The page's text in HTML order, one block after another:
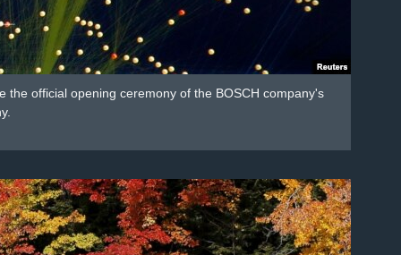
official opening ceremony of the BOSCH company's